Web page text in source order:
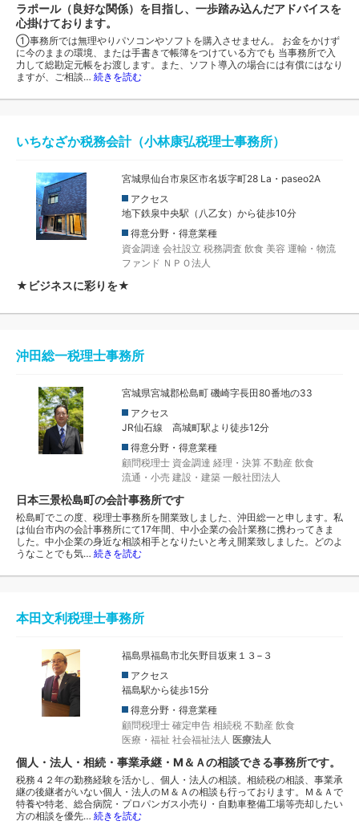
ラポール（良好な関係）を目指し、一歩踏み込んだアドバイスを
心掛けております。
①事務所では無理やりパソコンやソフトを購入させません。 お金をかけず
に今のままの環境、または手書きで帳簿をつけている方でも 当事務所で入
力して総勘定元帳をお渡します。また、ソフト導入の場合には有償にはなり
ますが、ご相談… 続きを読む
いちなざか税務会計（小林康弘税理士事務所）
宮城県仙台市泉区市名坂字町28 La・paseo2A
アクセス
地下鉄泉中央駅（八乙女）から徒歩10分
得意分野・得意業種
資金調達 会社設立 税務調査 飲食 美容 運輸・物流
ファンド ＮＰＯ法人
★ビジネスに彩りを★
沖田総一税理士事務所
宮城県宮城郡松島町 磯崎字長田80番地の33
アクセス
JR仙石線 高城町駅より徒歩12分
得意分野・得意業種
顧問税理士 資金調達 経理・決算 不動産 飲食
流通・小売 建設・建築 一般社団法人
日本三景松島町の会計事務所です
松島町でこの度、税理士事務所を開業致しました、沖田総一と申します。私
は仙台市内の会計事務所にて17年間、中小企業の会計業務に携わってきま
した。中小企業の身近な相談相手となりたいと考え開業致しました。どのよ
うなことでも気… 続きを読む
本田文利税理士事務所
福島県福島市北矢野目坂東１３−３
アクセス
福島駅から徒歩15分
得意分野・得意業種
顧問税理士 確定申告 相続税 不動産 飲食
医療・福祉 社会福祉法人 医療法人
個人・法人・相続・事業承継・M＆Ａの相談できる事務所です。
税務４２年の勤務経験を活かし、個人・法人の相談。相続税の相談、事業承
継の後継者がいない個人・法人のＭ＆Ａの相談も行っております。Ｍ＆Ａで
特養や特老、総合病院・プロパンガス小売り・自動車整備工場等売却したい
方の相談を優先… 続きを読む